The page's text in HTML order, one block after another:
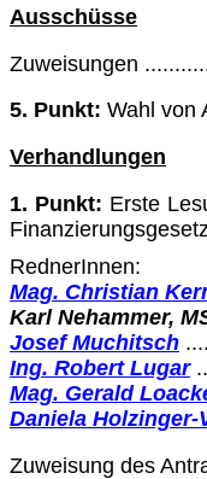
Ausschüsse
Zuweisungen
5. Punkt: Wahl von
Verhandlungen
1. Punkt: Erste
RednerInnen:
Mag. Christian
Karl Nehammer,
Josef Muchitsch
Ing. Robert Lugar
Mag. Gerald
Daniela Holzinger-
Zuweisung des